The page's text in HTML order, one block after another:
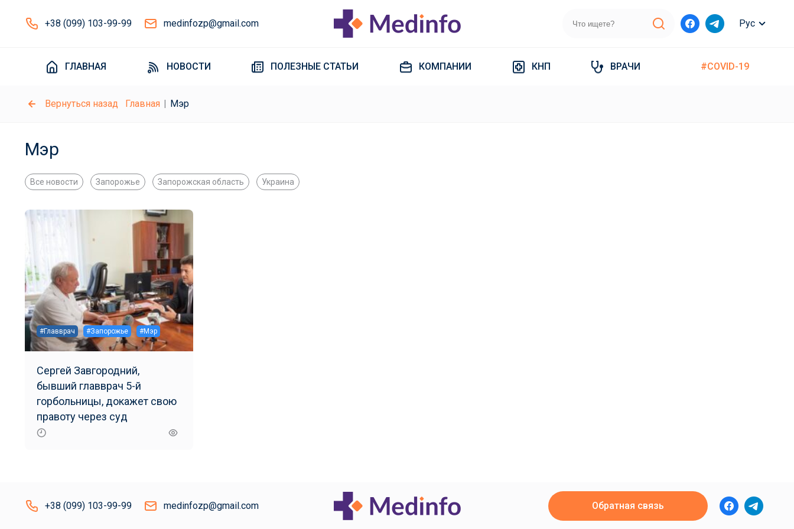
+38 (099) 103-99-99 medinfozp@gmail.com Рус
ГЛАВНАЯ НОВОСТИ ПОЛЕЗНЫЕ СТАТЬИ КОМПАНИИ КНП ВРАЧИ #COVID-19
Вернуться назад Главная Мэр
Мэр
Все новости Запорожье Запорожская область Украина
#Главврач #Запорожье #Мэр
Сергей Завгородний,
бывший главврач 5-й
горбольницы, докажет свою
правоту через суд
+38 (099) 103-99-99 medinfozp@gmail.com Обратная связь